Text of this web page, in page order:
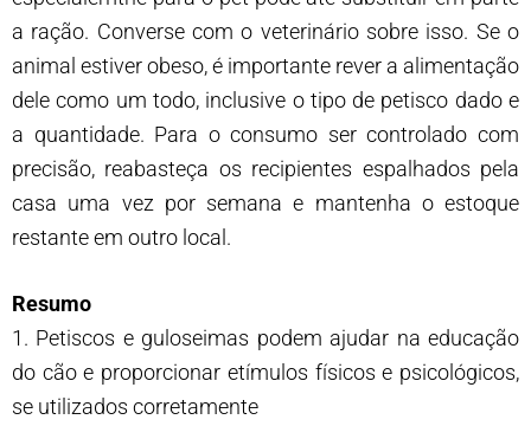
a ração. Converse com o veterinário sobre isso. Se o
animal estiver obeso, é importante rever a alimentação
dele como um todo, inclusive o tipo de petisco dado e
a quantidade. Para o consumo ser controlado com
precisão, reabasteça os recipientes espalhados pela
casa uma vez por semana e mantenha o estoque
restante em outro local.
Resumo
1. Petiscos e guloseimas podem ajudar na educação
do cão e proporcionar etímulos físicos e psicológicos,
se utilizados corretamente